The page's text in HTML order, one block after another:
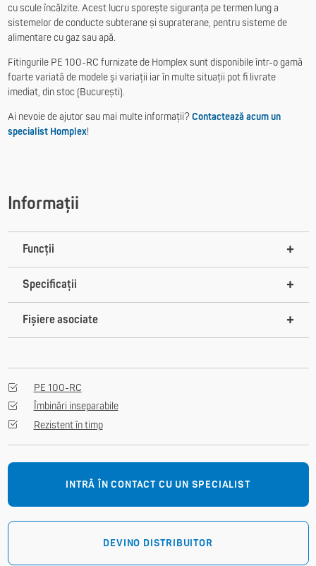
cu scule încălzite. Acest lucru sporește siguranța pe termen lung a
sistemelor de conducte subterane și supraterane, pentru sisteme de
alimentare cu gaz sau apă.
Fitingurile PE 100-RC furnizate de Homplex sunt disponibile într-o gamă
foarte variată de modele și variații iar în multe situații pot fi livrate
imediat, din stoc (București).
Ai nevoie de ajutor sau mai multe informații?Contactează acum un
specialist Homplex!
Informații
Funcții
Specificații
Fișiere asociate
PE 100-RC
Îmbinări inseparabile
Rezistent în timp
INTRĂ ÎN CONTACT CU UN SPECIALIST
DEVINO DISTRIBUITOR